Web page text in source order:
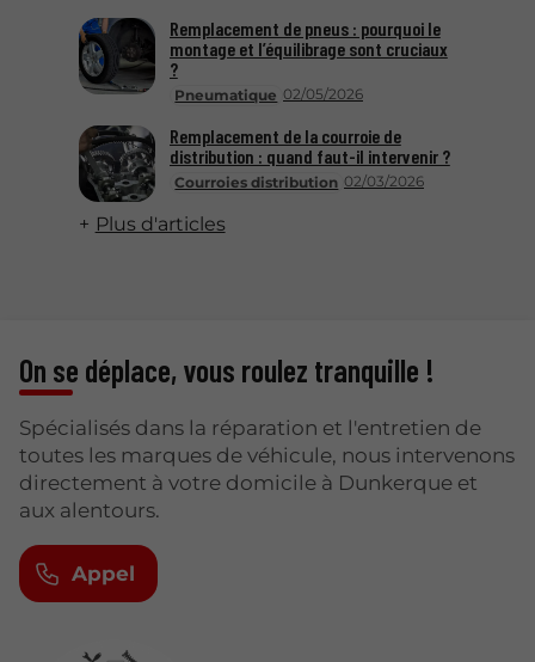
Pneumatique 02/05/2026
Remplacement de pneus : pourquoi le
montage et l’équilibrage sont cruciaux
?
Courroies distribution 02/03/2026
Remplacement de la courroie de
distribution : quand faut-il intervenir ?
Plus d'articles
On se déplace, vous roulez tranquille !
Spécialisés dans la réparation et l'entretien de
toutes les marques de véhicule, nous intervenons
directement à votre domicile à Dunkerque et
aux alentours.
Appel